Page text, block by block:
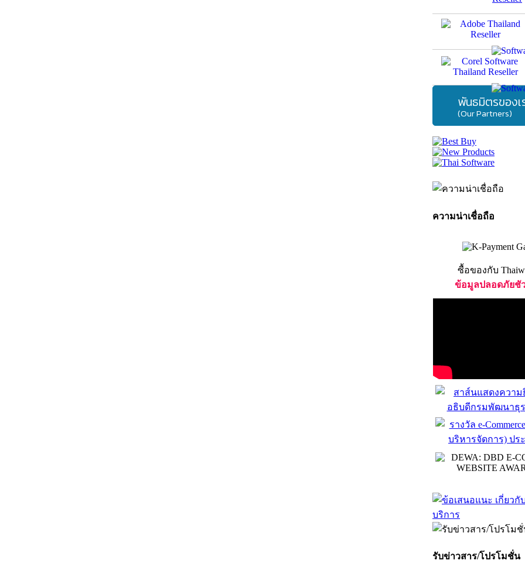
พันธมิตรของเ
(Our Partners)
ความน่าเชื่อถือ
ซื้อของกับ
ข้อมูลปลอดภัยชัว
รับข่าวสาร/โปรโมชั่น